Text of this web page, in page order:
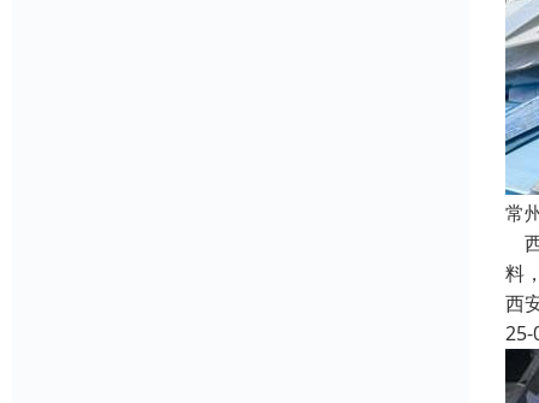
常
料
西
25-